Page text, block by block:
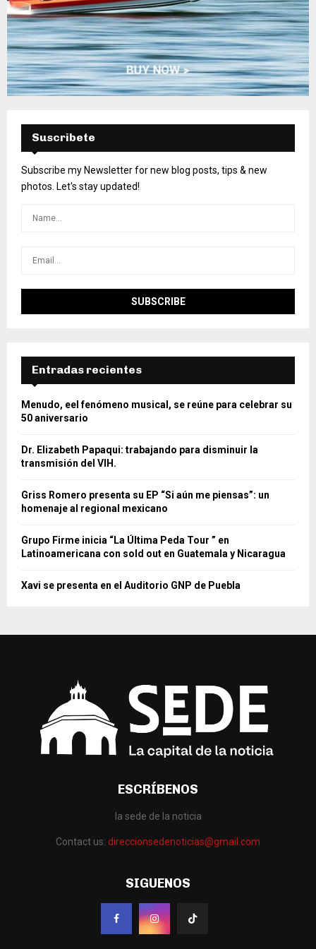
Suscribete
Subscribe my Newsletter for new blog posts, tips & new
photos. Let's stay updated!
Entradas recientes
Menudo, eel fenómeno musical, se reúne para celebrar su
50 aniversario
Dr. Elizabeth Papaqui: trabajando para disminuir la
transmisión del VIH.
Griss Romero presenta su EP “Si aún me piensas”: un
homenaje al regional mexicano
Grupo Firme inicia “La Última Peda Tour ” en
Latinoamericana con sold out en Guatemala y Nicaragua
Xavi se presenta en el Auditorio GNP de Puebla
ESCRÍBENOS
la sede de la noticia
Contact us: direccionsedenoticias@gmail.com
SIGUENOS